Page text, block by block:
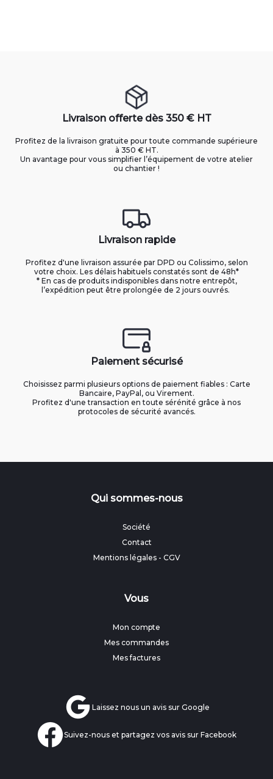
Livraison offerte dès 350 € HT
Profitez de la livraison gratuite pour toute commande supérieure
à 350 € HT.
Un avantage pour vous simplifier l’équipement de votre atelier
ou chantier !
Livraison rapide
Profitez d'une livraison assurée par DPD ou Colissimo, selon
votre choix. Les délais habituels constatés sont de 48h*
* En cas de produits indisponibles dans notre entrepôt,
l’expédition peut être prolongée de 2 jours ouvrés.
Paiement sécurisé
Choisissez parmi plusieurs options de paiement fiables : Carte
Bancaire, PayPal, ou Virement.
Profitez d'une transaction en toute sérénité grâce à nos
protocoles de sécurité avancés.
Qui sommes-nous
Société
Contact
Mentions légales- CGV
Vous
Mon compte
Mes commandes
Mes factures
Laissez nous un avis sur Google
Suivez-nous et partagez vos avis sur Facebook